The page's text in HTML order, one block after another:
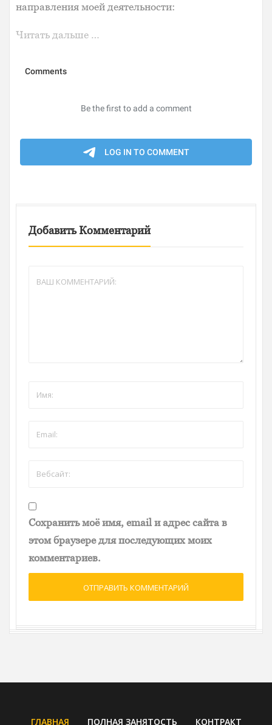
направления моей деятельности:
Читать дальше …
Добавить Комментарий
Сохранить моё имя, email и адрес сайта в
этом браузере для последующих моих
комментариев.
ОТПРАВИТЬ КОММЕНТАРИЙ
ГЛАВНАЯ ПОЛНАЯ ЗАНЯТОСТЬ КОНТРАКТ